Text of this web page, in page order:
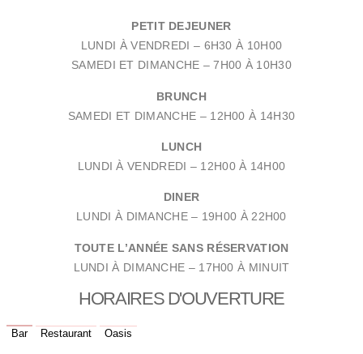
PETIT DEJEUNER
LUNDI À VENDREDI – 6H30 À 10H00
SAMEDI ET DIMANCHE –7H00 À 10H30
BRUNCH
SAMEDI ET DIMANCHE – 12H00 À 14H30
LUNCH
LUNDI À VENDREDI – 12H00 À 14H00
DINER
LUNDI À DIMANCHE – 19H00 À 22H00
TOUTE L’ANNÉE SANS RÉSERVATION
LUNDI À DIMANCHE – 17H00 À MINUIT
HORAIRES D'OUVERTURE
Bar Restaurant Oasis